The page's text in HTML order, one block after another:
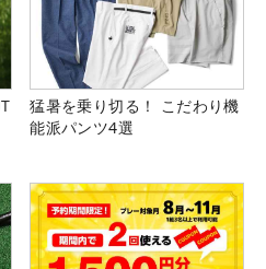
猛暑を乗り切る！ こだわり機
能派パンツ4選